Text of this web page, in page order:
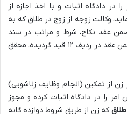
در دادگاه اثبات و با اخذ اجازه از
وکالت زوجه از زوج در طلاق که به
مدنی ضمن عقد نکاح، شرط و مراتب در سند
ازدواج ذیل بند (ب) شرایط ضمن عقد در ردیف ۱۲ قید گردیده، محقق
از تمکین (انجام وظایف زناشویی)
امر را در دادگاه اثبات کرده و مجوز
که زن از طریق شروط دوازده گانه